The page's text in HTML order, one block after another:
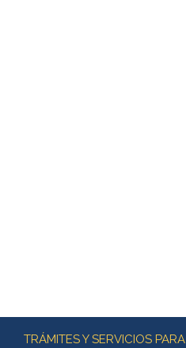
Más información
TRÁMITES Y SERVICIOS PARA